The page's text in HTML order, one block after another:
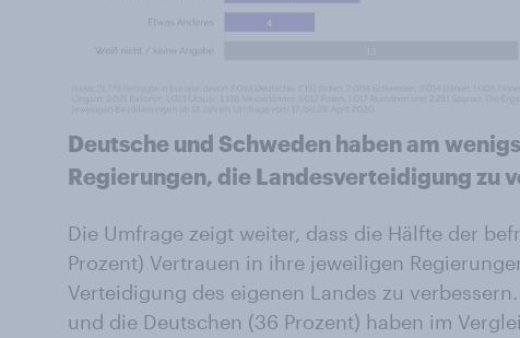
Deutsche und Schweden haben am
Regierungen, die Landesverteidigung zu
Die Umfrage zeigt weiter, dass die Hälfte der
Prozent) Vertrauen in ihre jeweiligen
Verteidigung des eigenen Landes zu
und die Deutschen (36 Prozent) haben im